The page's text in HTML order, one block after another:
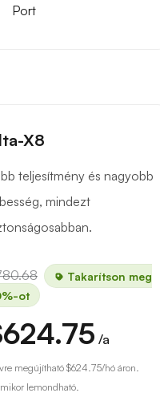
Port
X8
teljesítmény és nagyobb
mindezt
Takarítson meg
ot
/a
megújítható$624.75/hó áron.
lemondható.